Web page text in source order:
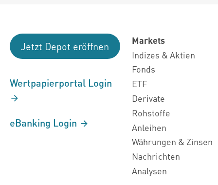
Jetzt Depot eröffnen
Wertpapierportal Login
eBanking Login
Markets
Indizes & Aktien
Fonds
ETF
Derivate
Rohstoffe
Anleihen
Währungen & Zinsen
Nachrichten
Analysen